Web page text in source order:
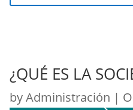
¿QUÉ ES LA
byAdministración |